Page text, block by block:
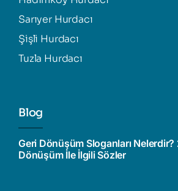
Sarıyer Hurdacı
Şişli Hurdacı
Tuzla Hurdacı
Blog
Geri Dönüşüm Sloganları
Dönüşüm İle İlgili Sözler